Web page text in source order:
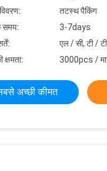
तटस्थ पैकिंग
समय:
3-7days
एल / सी, टी /
क्षमता:
3000pcs /
अच्छी कीमत